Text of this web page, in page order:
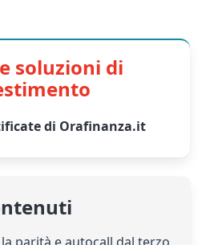
soluzioni di
di Orafinanza.it